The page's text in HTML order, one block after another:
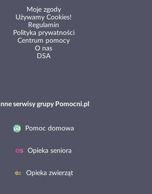
Moje zgody
Używamy Cookies!
Regulamin
Polityka prywatności
Centrum pomocy
O nas
DSA
Inne serwisy grupy Pomocni.pl
Pomoc domowa
Opieka seniora
Opieka zwierząt